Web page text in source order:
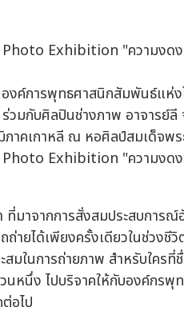
งค์การพุทธศาสนิกสัมพันธ์แห่ง
มกับศิลปินช่างภาพ อาจารย์ลี
าคเกาหลี ณ หอศิลป์สมเด็จพร
มาจากการสั่งสมประสบการ
ายได้เพียงครั้งเดียวในช่วงชี
สมในการถ่ายภาพ สำหรับใคร
วนหนึ่ง ไปบริจาคให้กับองค์ก
อไป